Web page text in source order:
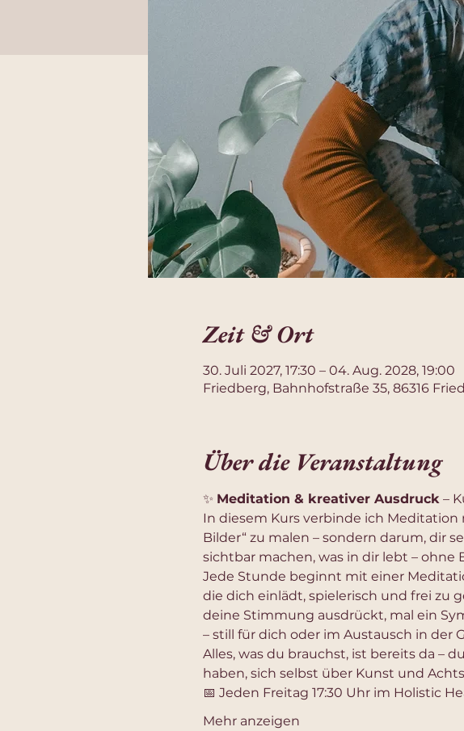
Zeit & Ort
30. Juli 2027, 17:30 – 04. Aug. 2028, 19:00
Friedberg, Bahnhofstraße 35, 86316
Über die Veranstaltung
✨ Meditation & kreativer Ausdruck –
In diesem Kurs verbinde ich
Bilder“ zu malen – sondern darum, dir
sichtbar machen, was in dir lebt – ohne
Jede Stunde beginnt mit einer
die dich einlädt, spielerisch und frei zu
deine Stimmung ausdrückt, mal ein
– still für dich oder im Austausch in der
Alles, was du brauchst, ist bereits da –
haben, sich selbst über Kunst und
📅 Jeden Freitag 17:30 Uhr im Holistic
Mehr anzeigen